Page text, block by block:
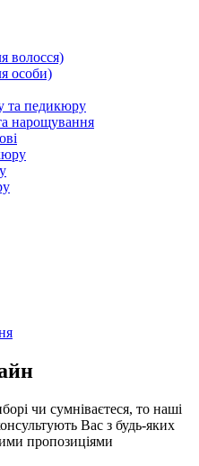
волосся)
особи)
та педикюру
нарощування
чи сумніваєтеся, то наші
Вас з будь-яких
пропозиціями